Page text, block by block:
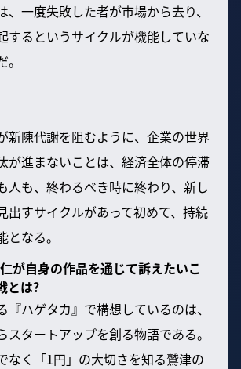
、一度失敗した者が市場から去り、
するというサイクルが機能していな
新陳代謝を阻むように、企業の世界
が進まないことは、経済全体の停滞
人も、終わるべき時に終わり、新し
出すサイクルがあって初めて、持続
なる。
が自身の作品を通じて訴えたいこ
とは?
『ハゲタカ』で構想しているのは、
スタートアップを創る物語である。
なく「1円」の大切さを知る鷲津の